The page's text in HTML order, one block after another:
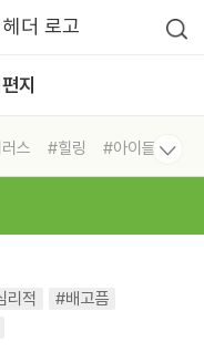
지
스 #힐링
#아이들
리적
#배고픔